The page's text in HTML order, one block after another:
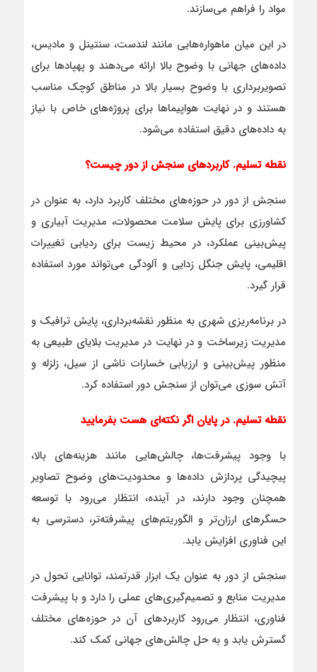
مواد را فراهم می‌سازند.
در این میان ماهواره‌هایی مانند لندست، سنتینل و مادیس،
داده‌های جهانی با وضوح بالا ارائه می‌دهند و پهپادها برای
تصویربرداری با وضوح بسیار بالا در مناطق کوچک مناسب
هستند و در نهایت هواپیماها برای پروژه‌های خاص با نیاز
به داده‌های دقیق استفاده می‌شود.
نقطه تسلیم. کاربردهای سنجش از دور چیست؟
سنجش از دور در حوزه‌های مختلف کاربرد دارد، به عنوان در
کشاورزی برای پایش سلامت محصولات، مدیریت آبیاری و
پیش‌بینی عملکرد، در محیط زیست برای ردیابی تغییرات
اقلیمی، پایش جنگل زدایی و آلودگی می‌تواند مورد استفاده
قرار گیرد.
در برنامه‌ریزی شهری به منظور نقشه‌برداری، پایش ترافیک و
مدیریت زیرساخت و در نهایت در مدیریت بلایای طبیعی به
منظور پیش‌بینی و ارزیابی خسارات ناشی از سیل، زلزله و
آتش سوزی می‌توان از سنجش دور استفاده کرد.
نقطه تسلیم. در پایان اگر نکته‌ای هست بفرمایید
با وجود پیشرفت‌ها، چالش‌هایی مانند هزینه‌های بالا،
پیچیدگی پردازش داده‌ها و محدودیت‌های وضوح تصاویر
همچنان وجود دارند، در آینده، انتظار می‌رود با توسعه
حسگرهای ارزان‌تر و الگوریتم‌های پیشرفته‌تر، دسترسی به
این فناوری افزایش یابد.
سنجش از دور به عنوان یک ابزار قدرتمند، توانایی تحول در
مدیریت منابع و تصمیم‌گیری‌های عملی را دارد و با پیشرفت
فناوری، انتظار می‌رود کاربردهای آن در حوزه‌های مختلف
گسترش یابد و به حل چالش‌های جهانی کمک کند.